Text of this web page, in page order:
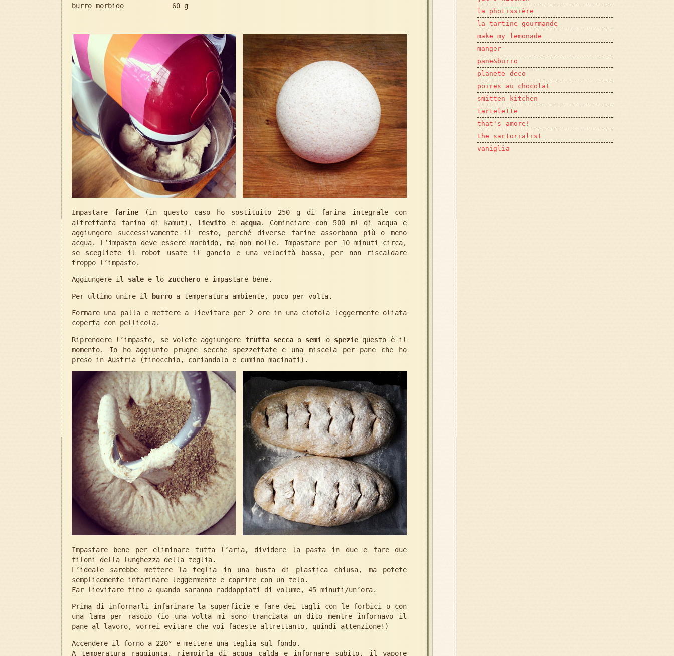
burro morbido 60 g
Impastare farine (in questo caso ho sostituito 250 g di farina integrale con
altrettanta farina di kamut),lievito e acqua. Cominciare con 500 ml di acqua e
aggiungere successivamente il resto, perché diverse farine assorbono più o meno
acqua. L’impasto deve essere morbido, ma non molle. Impastare per 10 minuti circa,
se scegliete il robot usate il gancio e una velocità bassa, per non riscaldare
troppo l’impasto.
Aggiungere il sale e lo zucchero e impastare bene.
Per ultimo unire il burro a temperatura ambiente, poco per volta.
Formare una palla e mettere a lievitare per 2 ore in una ciotola leggermente oliata
coperta con pellicola.
Riprendere l’impasto, se volete aggiungere frutta seccao semi o spezie questo è il
momento. Io ho aggiunto prugne secche spezzettate e una miscela per pane che ho
preso in Austria (finocchio, coriandolo e cumino macinati).
Impastare bene per eliminare tutta l’aria, dividere la pasta in due e fare due
filoni della lunghezza della teglia.
L’ideale sarebbe mettere la teglia in una busta di plastica chiusa, ma potete
semplicemente infarinare leggermente e coprire con un telo.
Far lievitare fino a quando saranno raddoppiati di volume, 45 minuti/un’ora.
Prima di infornarli infarinare la superficie e fare dei tagli con le forbici o con
una lama per rasoio (io una volta mi sono tranciata un dito mentre infornavo il
pane al lavoro, vorrei evitare che voi faceste altrettanto, quindi attenzione!)
Accendere il forno a 220° e mettere una teglia sul fondo.
A temperatura raggiunta, riempirla di acqua calda e infornare subito, il vapore
la photissière
la tartine gourmande
make my lemonade
manger
pane&burro
planete deco
poires au chocolat
smitten kitchen
tartelette
that's amore!
the sartorialist
vaniglia